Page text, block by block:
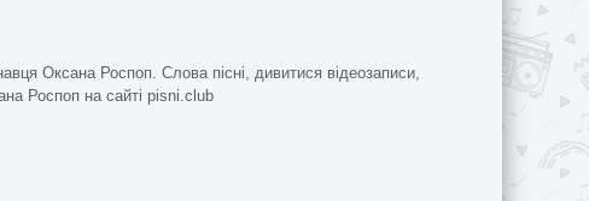
Оксана Роспоп. Слова пісні, дивитися відеозаписи,
Роспоп на сайті pisni.club